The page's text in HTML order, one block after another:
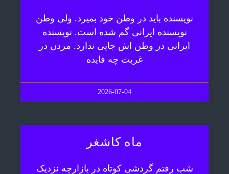
نویسنده باید در وطن خود بمیرد. ولی وطن
نویسنده ایرانی گم شده است. نویسنده
ایرانی در وطن اش جایی ندارد. مردن در
غربت چه فایده
2026-07-04
ماه کاشغر
شب رفتم گردشی کوتاه در بازارچه نزدیک